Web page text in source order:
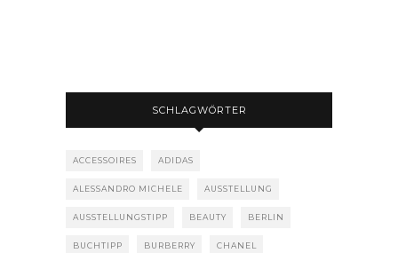
SCHLAGWÖRTER
ACCESSOIRES ADIDAS
ALESSANDRO MICHELE AUSSTELLUNG
AUSSTELLUNGSTIPP BEAUTY BERLIN
BUCHTIPP BURBERRY CHANEL